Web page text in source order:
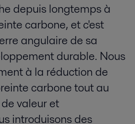
depuis longtemps à
carbone, et c'est
angulaire de sa
durable. Nous
à la réduction de
carbone tout au
valeur et
introduisons des